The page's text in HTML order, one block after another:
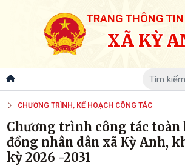
TRANG THÔNG
XÃ KỲ
CHƯƠNG TRÌNH, KẾ HOẠCH CÔNG TÁC
Chương trình công tác toàn
đồng nhân dân xã Kỳ Anh,
kỳ 2026 -2031